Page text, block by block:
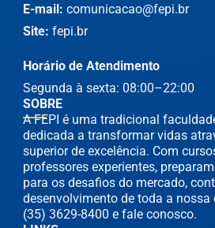
SOBRE
A FEPI é uma tradicional
dedicada a transformar vidas
superior de excelência. Com
professores experientes,
para os desafios do mercado,
desenvolvimento de toda a
(35) 3629-8400 e fale conosco.
E-mail: comunicacao@fepi.br
Site: fepi.br
Horário de Atendimento
Segunda à sexta: 08:00–22:00